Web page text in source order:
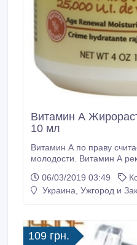
Витамин А
10 мл
Витамин A по праву
молодости. Витамин A рекомендуется хранить в
попадании прямых
окисляться. Подходит для
06/03/2019 03:49
Украина, Ужгород и
109 грн.